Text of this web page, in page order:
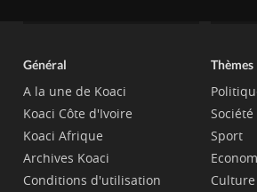
Général
A la une de Koaci
Koaci Côte d'Ivoire
Koaci Afrique
Archives Koaci
Conditions d'utilisation
Thèmes
Société
Sport
Culture